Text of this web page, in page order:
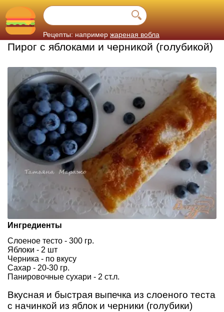
Рецепты: например жареная вобла
Пирог с яблоками и черникой (голубикой)
Ингредиенты
Слоеное тесто - 300 гр.
Яблоки - 2 шт
Черника - по вкусу
Сахар - 20-30 гр.
Панировочные сухари - 2 ст.л.
Вкусная и быстрая выпечка из слоеного теста
с начинкой из яблок и черники (голубики)